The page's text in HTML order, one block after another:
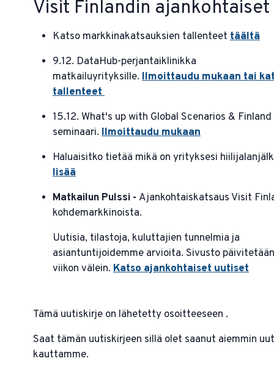
Visit Finlandin ajankohtaiset
Katso markkinakatsauksien tallenteet täältä
9.12. DataHub-perjantaiklinikka
matkailuyrityksille. Ilmoittaudu mukaan tai
tallenteet
15.12. What's up with Global Scenarios & Finland
seminaari. Ilmoittaudu mukaan
Haluaisitko tietää mikä on yrityksesi
lisää
Matkailun Pulssi - Ajankohtaiskatsaus Visit
kohdemarkkinoista.
Uutisia, tilastoja, kuluttajien tunnelmia ja
asiantuntijoidemme arvioita. Sivusto
viikon välein. Katso ajankohtaiset uutiset
Tämä uutiskirje on lähetetty osoitteeseen .
Saat tämän uutiskirjeen sillä olet saanut aiemmin
kauttamme.